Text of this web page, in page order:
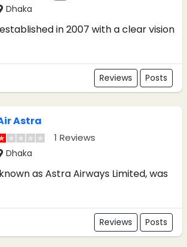
Dhaka
in 2007 with a clear vision
Reviews Posts
Astra
1 Reviews
Dhaka
as Astra Airways Limited, was
Reviews Posts